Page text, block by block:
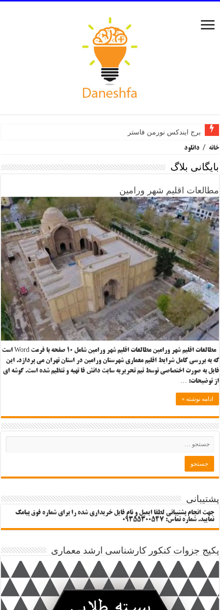
برج ایندکس نورمن فاستر
خانه / دانلود
بایگانی بلاگ
مطالعات اقلیم شهر ورامین
مطالعات اقلیم شهر ورامین مطالعات اقلیم شهر ورامین شامل ۱۰ صفحه با فرمت Word است
که به بررسی کامل شرایط اقلیم معماری شهرستان ورامین در استان تهران می پردازد. این
فایل به صورت اختصاصی توسط تیم تحریریه سایت دانش فا تهیه و تنظیم شده است. گوشه ای
از توضیحات: …
ادامه نوشته »
پشتیبانی
جهت انجام پشتیبانی لطفا ایمیل و نام فایل خریداری شده را برای شماره فوق پیامک
نمایید. شماره تماس: 09355300547
پکیج جزوات کنکور کارشناسی ارشد معماری